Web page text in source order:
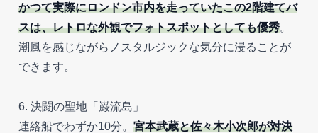
かつて実際にロンドン市内を走っていたこの2階建てバ
スは、レトロな外観でフォトスポットとしても優秀。
潮風を感じながらノスタルジックな気分に浸ることが
できます。
6. 決闘の聖地「巌流島」
連絡船でわずか10分。 宮本武蔵と佐々木小次郎が対決